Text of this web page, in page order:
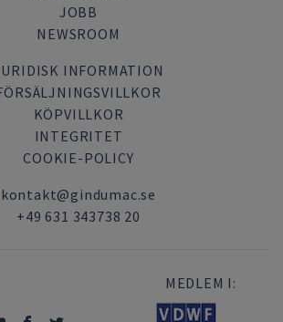
JOBB
NEWSROOM
INFORMATION
KÖPVILLKOR
INTEGRITET
COOKIE-POLICY
kontakt@gindumac.se
+49 631 343738 20
MEDLEM I: